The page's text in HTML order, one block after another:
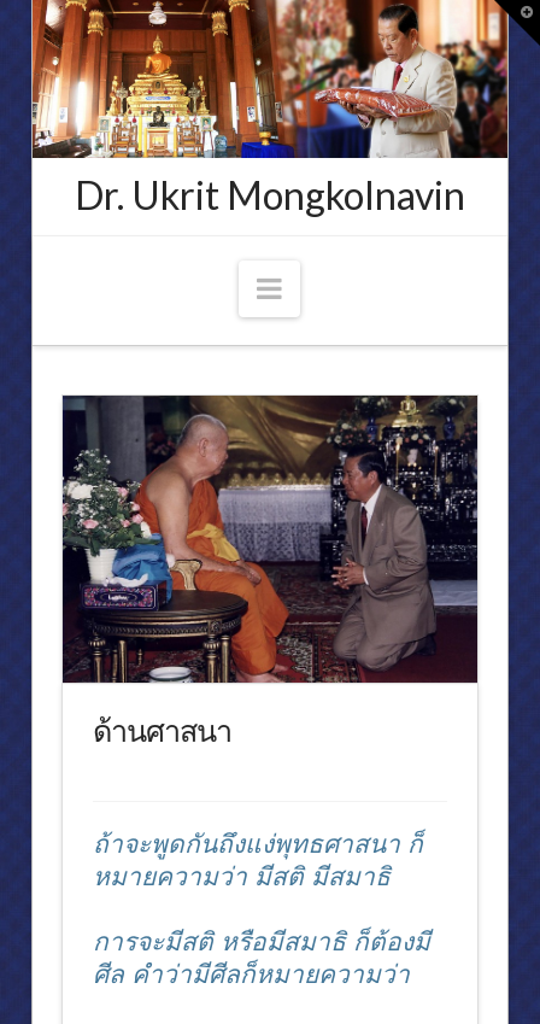
Dr. Ukrit Mongkolnavin
Navigation
ศาสตราจารย์ ดร.อุกฤษ มงคลนาวิน
ความเชื่อมั่นของข้าพเจ้า
ประกาศนียบัตรเครื่องราชอิสริยาภรณ์และเหรียญสดุดี
คำกราบบังคมทูลประกาศเกียรติคุณ
คณบดีคณะนิติศาสตร์ จุฬาลงกรณ์มหาวิทยาลัย
การเมือง
พระอัจฉริยภาพทางกฎหมายของพระบาทสมเด็จพระปรมินทรมหาภูมิพล
รัฐพิธีเปิดสมัยประชุมสามัญประจำปีสมัยแรกของรัฐสภา ๔ สิงหาคม ๒๕๒
สมเด็จพระเทพฯเสด็จห้องประชุมสภานิติบัญญัติแห่งชาติ
สรุปงานด้านรัฐสภา
ด้านศาสนา
ถ้าจะพูดกันถึงแง่พุทธศาสนา ก็
หมายความว่า มีสติ มีสมาธิ
การจะมีสติ หรือมีสมาธิ ก็ต้องมี
ศีล คำว่ามีศีลก็หมายความว่า